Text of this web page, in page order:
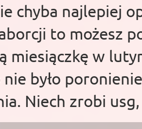
chyba najlepiej
to możesz
miesiączkę w
nie było
Niech zrobi